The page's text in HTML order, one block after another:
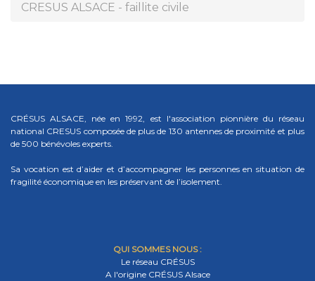
CRESUS ALSACE - faillite civile
CRÉSUS ALSACE, née en 1992, est l'association pionnière du réseau
national CRESUS composée de plus de 130 antennes de proximité et plus
de 500 bénévoles experts.
Sa vocation est d’aider et d’accompagner les personnes en situation de
fragilité économique en les préservant de l’isolement.
QUI SOMMES NOUS :
Le réseau CRÉSUS
A l'origine CRÉSUS Alsace